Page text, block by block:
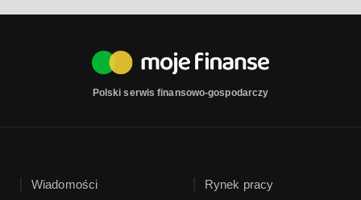
Polski serwis finansowo-gospodarczy
Wiadomości Rynek pracy